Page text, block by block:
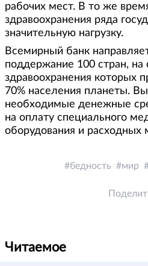
рабочих мест. В то же
здравоохранения ряда
значительную нагрузку.
Всемирный банк
поддержание 100 стран, на
здравоохранения которых
70% населения планеты.
необходимые денежные
на оплату специального
оборудования и расходных
бедность мир
Читаемое